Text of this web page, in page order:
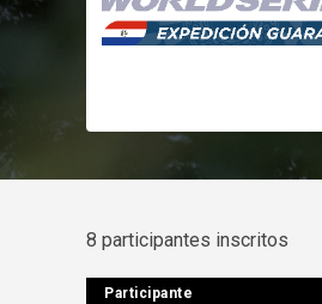
8 participantes inscritos
Participante
Participante